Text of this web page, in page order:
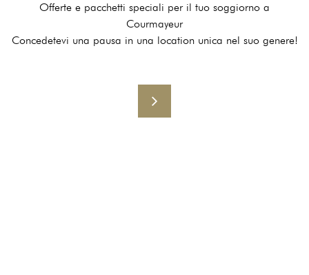
Offerte e pacchetti speciali per il tuo soggiorno a
Courmayeur
Concedetevi una pausa in una location unica nel suo genere!